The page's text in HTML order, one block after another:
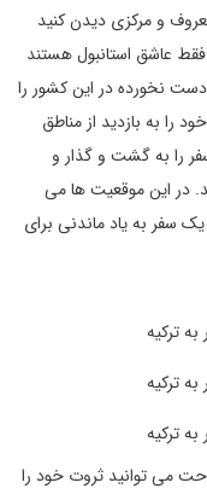
و مرکزی دیدن کنید
فقط عاشق استانبول هستند
دست نخورده در این کشور را
را به بازدید از مناطق
را به گشت و گذار و
در این موقعیت ها می
سفر به یاد ماندنی برای
می توانید ثروت خود را